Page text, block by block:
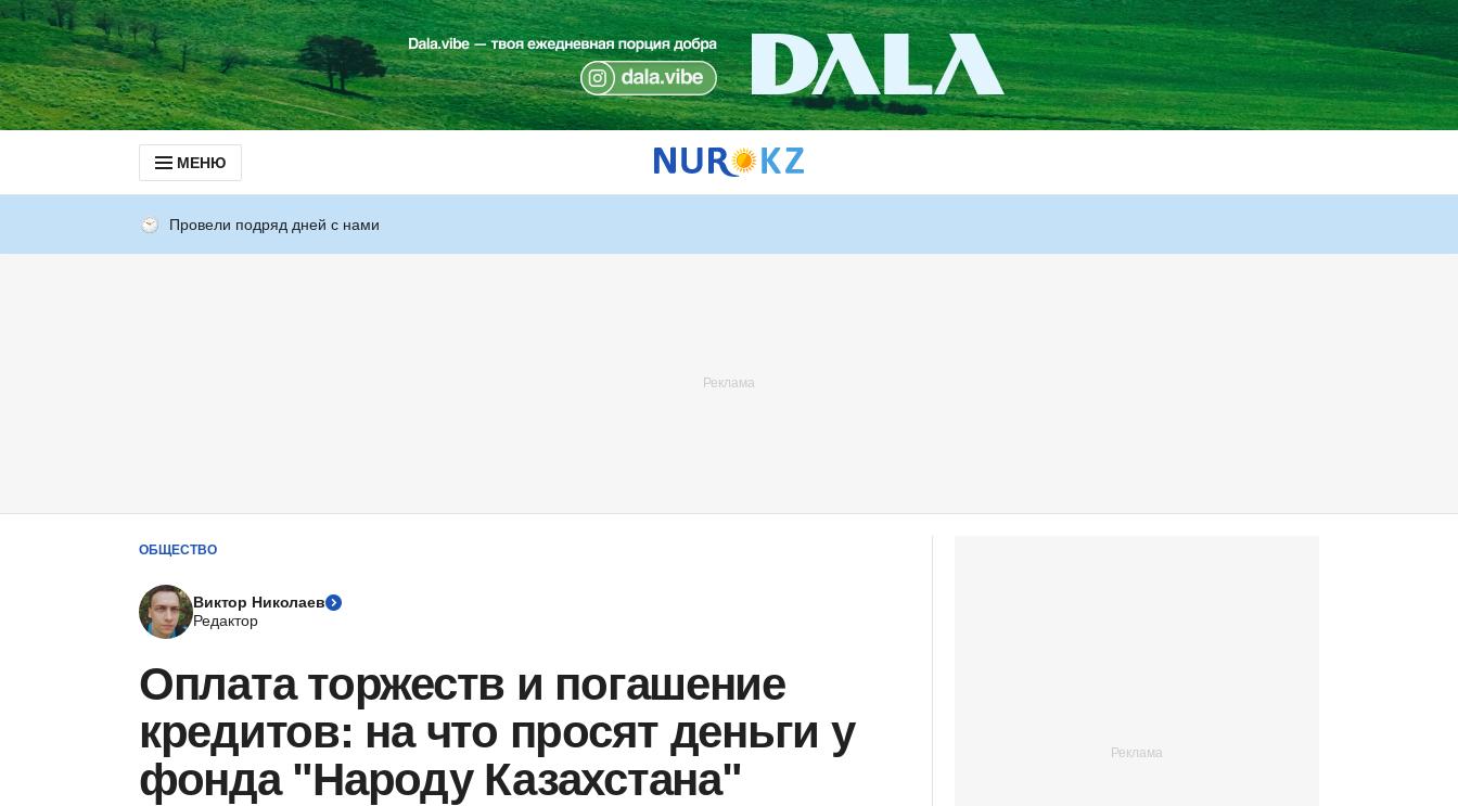
МЕНЮ
Провели подряд дней с нами
ОБЩЕСТВО
Виктор Николаев
Редактор
Оплата торжеств и погашение
кредитов: на что просят деньги у
фонда "Народу Казахстана"